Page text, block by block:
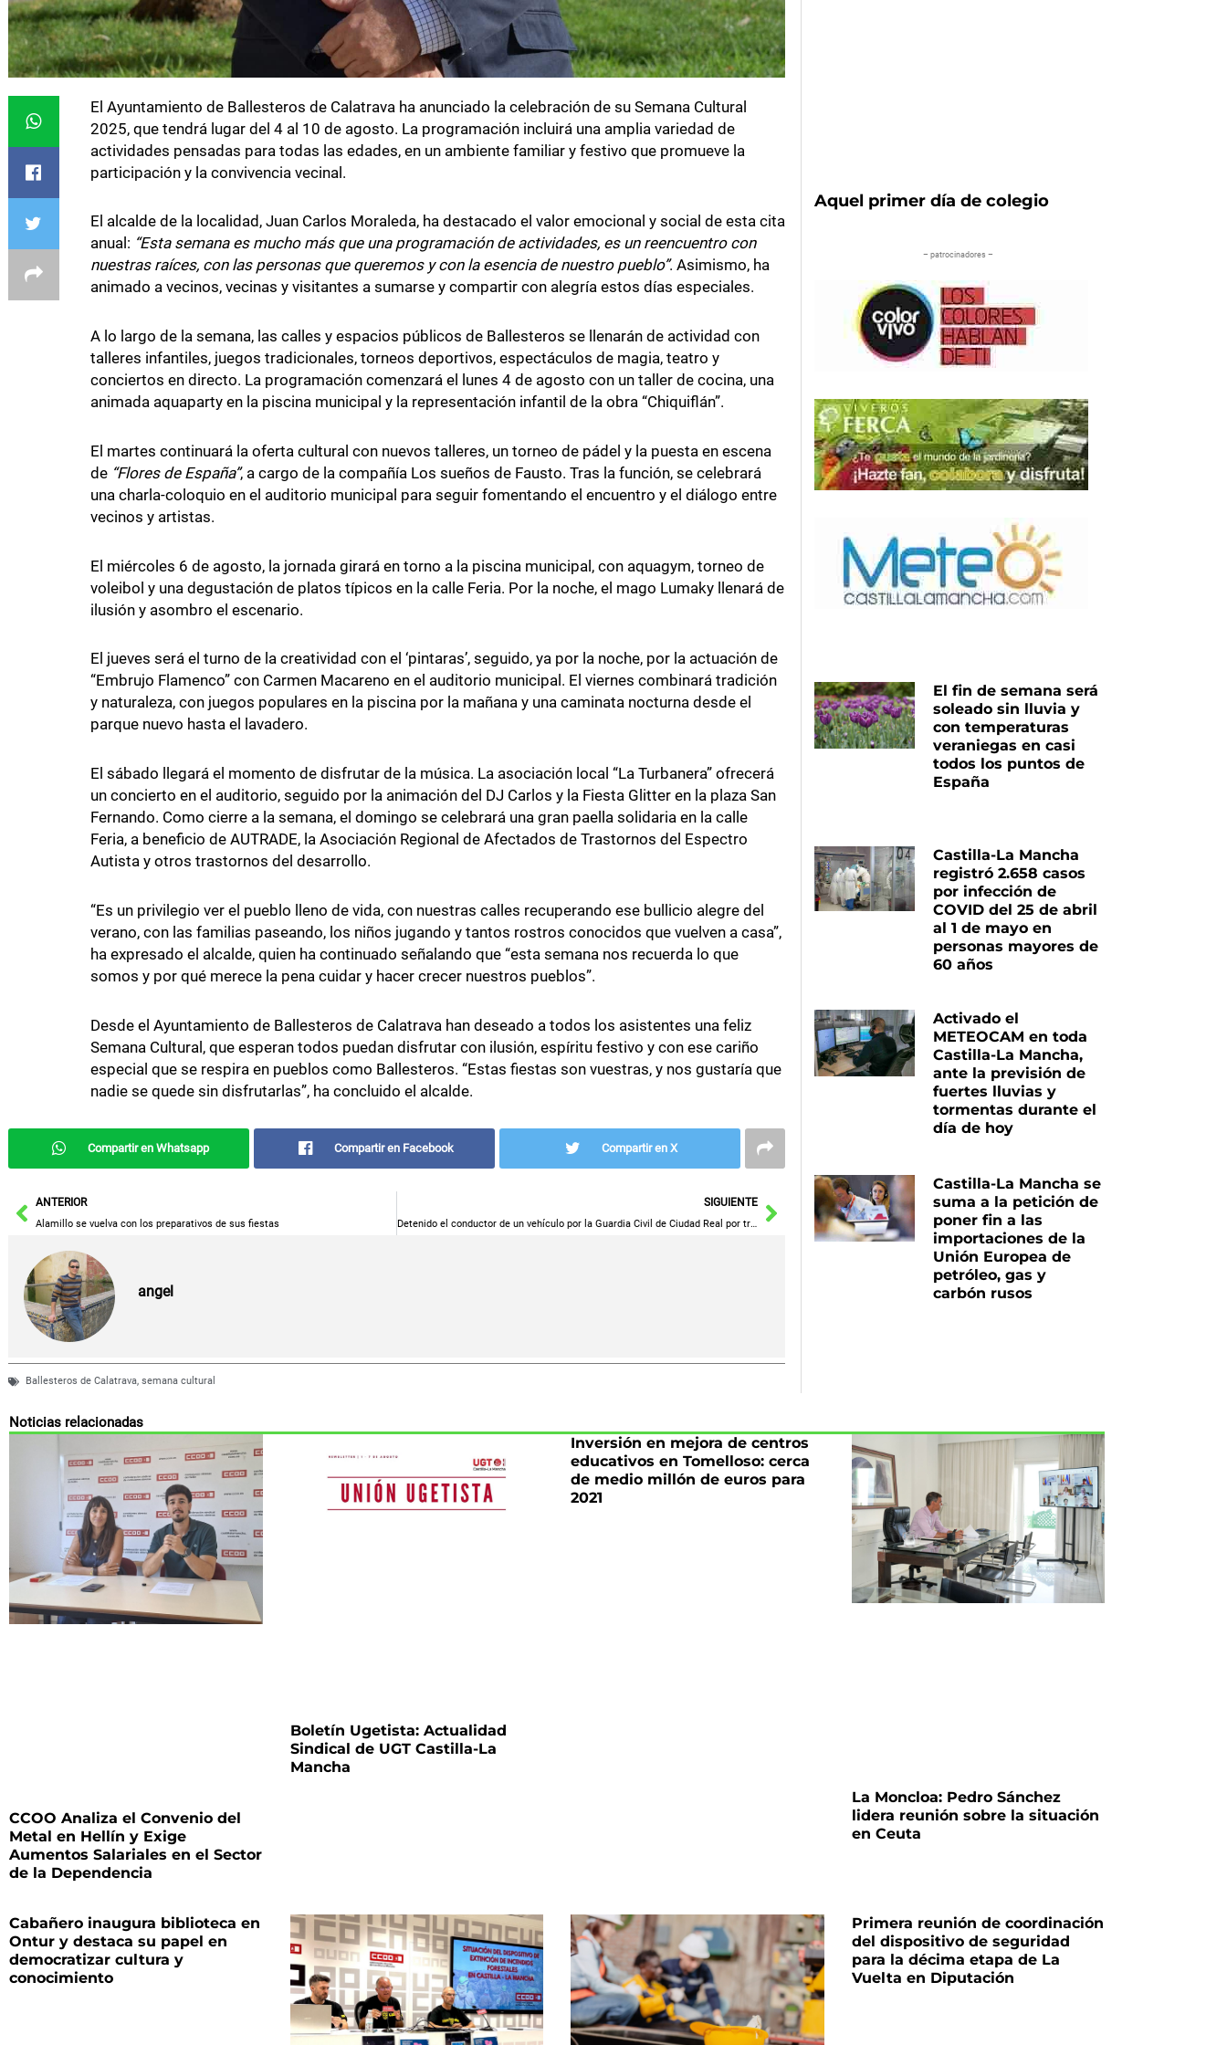
El Ayuntamiento de Ballesteros de Calatrava ha anunciado la celebración de su Semana Cultural
2025, que tendrá lugar del 4 al 10 de agosto. La programación incluirá una amplia variedad de
actividades pensadas para todas las edades, en un ambiente familiar y festivo que promueve la
participación y la convivencia vecinal.
El alcalde de la localidad, Juan Carlos Moraleda, ha destacado el valor emocional y social de esta cita
anual: “Esta semana es mucho más que una programación de actividades, es un reencuentro con
nuestras raíces, con las personas que queremos y con la esencia de nuestro pueblo”. Asimismo, ha
animado a vecinos, vecinas y visitantes a sumarse y compartir con alegría estos días especiales.
A lo largo de la semana, las calles y espacios públicos de Ballesteros se llenarán de actividad con
talleres infantiles, juegos tradicionales, torneos deportivos, espectáculos de magia, teatro y
conciertos en directo. La programación comenzará el lunes 4 de agosto con un taller de cocina, una
animada aquaparty en la piscina municipal y la representación infantil de la obra “Chiquiflán”.
El martes continuará la oferta cultural con nuevos talleres, un torneo de pádel y la puesta en escena
de “Flores de España”, a cargo de la compañía Los sueños de Fausto. Tras la función, se celebrará
una charla-coloquio en el auditorio municipal para seguir fomentando el encuentro y el diálogo entre
vecinos y artistas.
El miércoles 6 de agosto, la jornada girará en torno a la piscina municipal, con aquagym, torneo de
voleibol y una degustación de platos típicos en la calle Feria. Por la noche, el mago Lumaky llenará de
ilusión y asombro el escenario.
El jueves será el turno de la creatividad con el ‘pintaras’, seguido, ya por la noche, por la actuación de
“Embrujo Flamenco” con Carmen Macareno en el auditorio municipal. El viernes combinará tradición
y naturaleza, con juegos populares en la piscina por la mañana y una caminata nocturna desde el
parque nuevo hasta el lavadero.
El sábado llegará el momento de disfrutar de la música. La asociación local “La Turbanera” ofrecerá
un concierto en el auditorio, seguido por la animación del DJ Carlos y la Fiesta Glitter en la plaza San
Fernando. Como cierre a la semana, el domingo se celebrará una gran paella solidaria en la calle
Feria, a beneficio de AUTRADE, la Asociación Regional de Afectados de Trastornos del Espectro
Autista y otros trastornos del desarrollo.
“Es un privilegio ver el pueblo lleno de vida, con nuestras calles recuperando ese bullicio alegre del
verano, con las familias paseando, los niños jugando y tantos rostros conocidos que vuelven a casa”,
ha expresado el alcalde, quien ha continuado señalando que “esta semana nos recuerda lo que
somos y por qué merece la pena cuidar y hacer crecer nuestros pueblos”.
Desde el Ayuntamiento de Ballesteros de Calatrava han deseado a todos los asistentes una feliz
Semana Cultural, que esperan todos puedan disfrutar con ilusión, espíritu festivo y con ese cariño
especial que se respira en pueblos como Ballesteros. “Estas fiestas son vuestras, y nos gustaría que
nadie se quede sin disfrutarlas”, ha concluido el alcalde.
Compartir en Whatsapp Compartir en Facebook Compartir en X
AntANTERIOR
Alamillo se vuelva con los preparativos de sus fiestas
SIGUIENTE
Detenido el conductor de un vehículo por la Guardia Civil de Ciudad Real por transportar más de 15 kilogramos de hachís
Siguiente
angel
Ballesteros de Calatrava, semana cultural
Aquel primer día de colegio
– patrocinadores –
El fin de semana será
soleado sin lluvia y
con temperaturas
veraniegas en casi
todos los puntos de
España
Castilla-La Mancha
registró 2.658 casos
por infección de
COVID del 25 de abril
al 1 de mayo en
personas mayores de
60 años
Activado el
METEOCAM en toda
Castilla-La Mancha,
ante la previsión de
fuertes lluvias y
tormentas durante el
día de hoy
Castilla-La Mancha se
suma a la petición de
poner fin a las
importaciones de la
Unión Europea de
petróleo, gas y
carbón rusos
Noticias relacionadas
CCOO Analiza el Convenio del
Metal en Hellín y Exige
Aumentos Salariales en el Sector
de la Dependencia
Boletín Ugetista: Actualidad
Sindical de UGT Castilla-La
Mancha
Inversión en mejora de centros
educativos en Tomelloso: cerca
de medio millón de euros para
2021
La Moncloa: Pedro Sánchez
lidera reunión sobre la situación
en Ceuta
Cabañero inaugura biblioteca en
Ontur y destaca su papel en
democratizar cultura y
conocimiento
Primera reunión de coordinación
del dispositivo de seguridad
para la décima etapa de La
Vuelta en Diputación